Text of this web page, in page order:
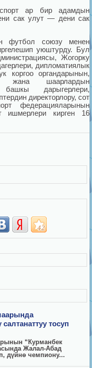
ар бир адамдын
сак улут — дени сак
футбол союзу менен
уюштурду. Бул
Жогорку
дипломатиялык
коргоо органдарынын,
жана шаарлардын
башкы дарыгерлери,
директорлору, сот
федерацияларынын
ишмерлери кирген 16
тосуп
“Курманбек
Жалал-Абад
дүйнө чемпиону...